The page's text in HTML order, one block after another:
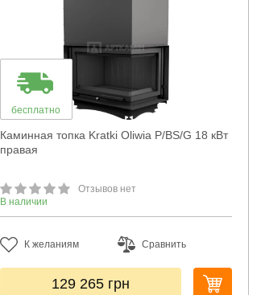
бесплатно
Каминная топка Kratki Oliwia P/BS/G 18 кВт
правая
Отзывов нет
В наличии
К желаниям Сравнить
129 265 грн